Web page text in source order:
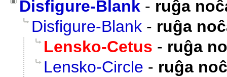
Disfigure-Blank - ruĝa
Disfigure-Blank - ruĝa
Lensko-Cetus - ruĝa
Lensko-Circle - ruĝa